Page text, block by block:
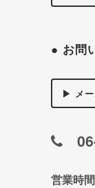
● お問
▶ メー
営業時